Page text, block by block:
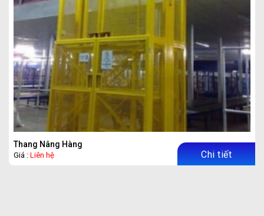
Thang Nâng Hàng
Giá : Liên hệ Chi tiết